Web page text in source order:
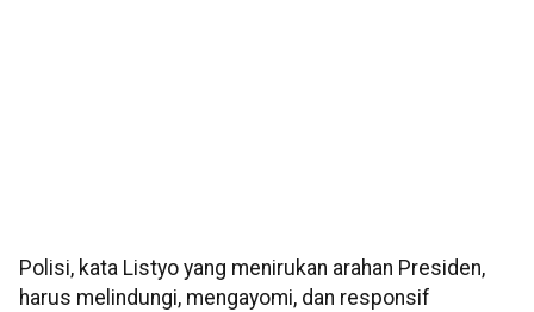
Polisi, kata Listyo yang menirukan arahan Presiden,
harus melindungi, mengayomi, dan responsif